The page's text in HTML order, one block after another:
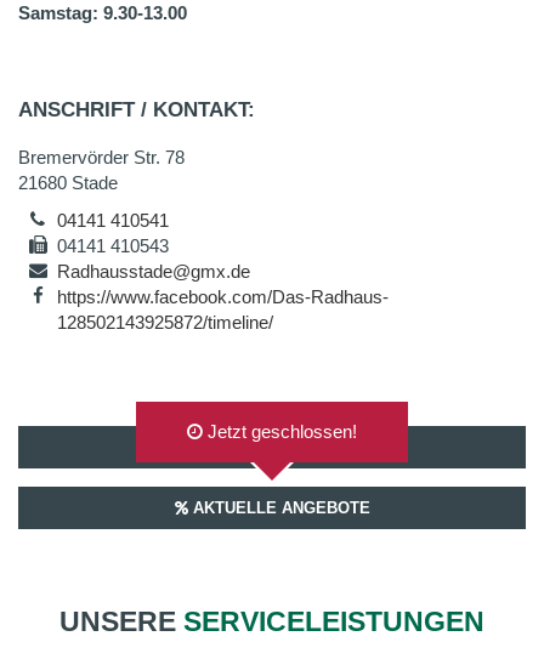
Samstag: 9.30-13.00
ANSCHRIFT / KONTAKT:
Bremervörder Str. 78
21680 Stade
04141 410541
04141 410543
Radhausstade@gmx.de
https://www.facebook.com/Das-Radhaus-
128502143925872/timeline/
AUF GOOGLEMAPS ANZEIGEN
Jetzt geschlossen!
AKTUELLE ANGEBOTE
UNSERE SERVICELEISTUNGEN